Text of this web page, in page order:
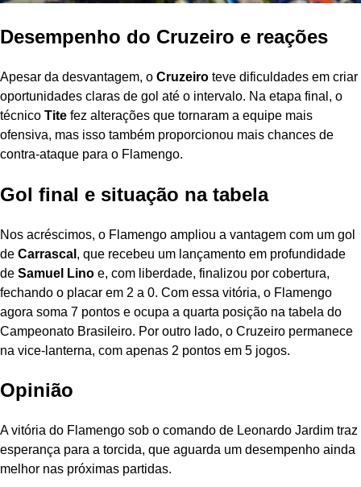
Desempenho do Cruzeiro e reações
Apesar da desvantagem, o Cruzeiro teve dificuldades em criar
oportunidades claras de gol até o intervalo. Na etapa final, o
técnico Tite fez alterações que tornaram a equipe mais
ofensiva, mas isso também proporcionou mais chances de
contra-ataque para o Flamengo.
Gol final e situação na tabela
Nos acréscimos, o Flamengo ampliou a vantagem com um gol
de Carrascal , que recebeu um lançamento em profundidade
de Samuel Lino e, com liberdade, finalizou por cobertura,
fechando o placar em 2 a 0. Com essa vitória, o Flamengo
agora soma 7 pontos e ocupa a quarta posição na tabela do
Campeonato Brasileiro. Por outro lado, o Cruzeiro permanece
na vice-lanterna, com apenas 2 pontos em 5 jogos.
Opinião
A vitória do Flamengo sob o comando de Leonardo Jardim traz
esperança para a torcida, que aguarda um desempenho ainda
melhor nas próximas partidas.